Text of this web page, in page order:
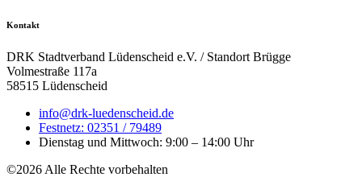
Kontakt
DRK Stadtverband Lüdenscheid e.V. / Standort Brügge
Volmestraße 117a
58515 Lüdenscheid
info@drk-luedenscheid.de
Festnetz: 02351 / 79489
Dienstag und Mittwoch: 9:00 – 14:00 Uhr
©2026 Alle Rechte vorbehalten